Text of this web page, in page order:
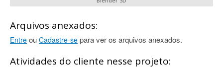
Arquivos anexados:
Entre ou Cadastre-se para ver os arquivos anexados.
Atividades do cliente nesse projeto: